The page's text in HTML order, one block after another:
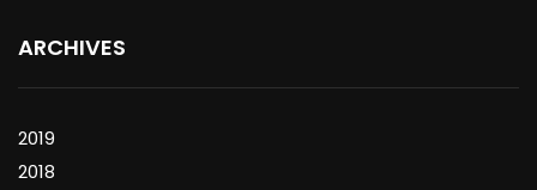
ARCHIVES
2019
2018